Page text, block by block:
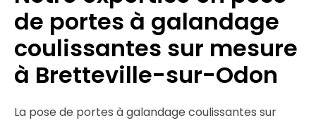
de portes à galandage
coulissantes sur mesure
à Bretteville-sur-Odon
La pose de portes à galandage coulissantes sur